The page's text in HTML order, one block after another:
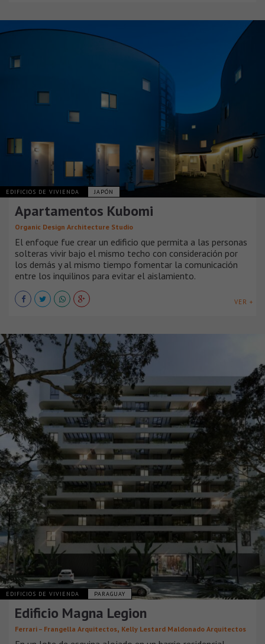
EDIFICIOS DE VIVIENDA JAPÓN
Apartamentos Kubomi
Organic Design Architecture Studio
El enfoque fue crear un edificio que permita a las personas
solteras vivir bajo el mismo techo con consideración por
los demás y al mismo tiempo fomentar la comunicación
entre los inquilinos para evitar el aislamiento.
VER +
EDIFICIOS DE VIVIENDA PARAGUAY
Edificio Magna Legion
Ferrari – Frangella Arquitectos, Kelly Lestard Maldonado Arquitectos